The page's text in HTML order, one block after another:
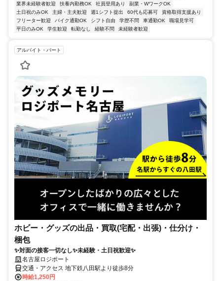
業界未経験者歓迎 扶養内勤務OK 社員登用あり
副業・WワークOK
土日祝のみOK
主婦・主夫歓迎 週1シフト提出 60代も応募可
資格取得支援あり
フリーター歓迎
バイク通勤OK シフト自由 学歴不問 車通勤OK
職場見学可
平日のみOK
学生歓迎 転勤なし 経験不問 未経験者歓迎
アルバイト・パート
ホビー・グッズの出品・買取(宅配・出張)・仕分け・
梱包
✨対面の接客一切なし✨未経験・土日祝歓迎✨
名古屋ロジポート
交通・アクセス 地下鉄八田駅より徒歩8分
時給1,250円